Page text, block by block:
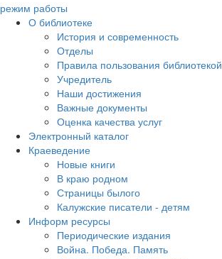
режим работы
О библиотеке
История и современность
Отделы
Правила пользования библиотекой
Учредитель
Наши достижения
Важные документы
Оценка качества услуг
Электронный каталог
Краеведение
Новые книги
В краю родном
Страницы былого
Калужские писатели - детям
Информ ресурсы
Периодические издания
Война. Победа. Память